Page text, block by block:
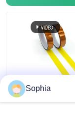
Nastro adesivo a
pellicola di
al silicio per
Sophia